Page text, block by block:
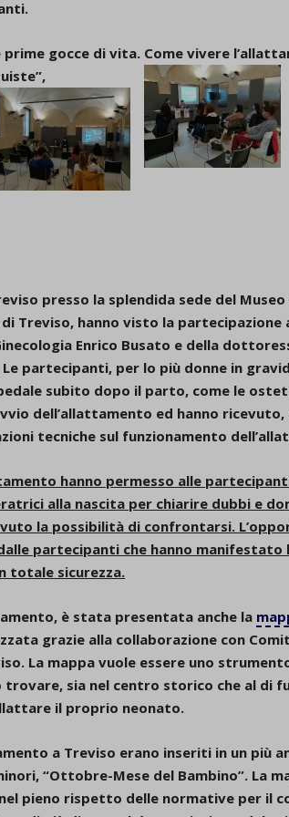
prime gocce di vita. Come vivere
”,
presso la splendida sede del
di Treviso, hanno visto la
Enrico Busato e della
Le partecipanti, per lo più donne in
subito dopo il parto, come le
dell’allattamento ed hanno
tecniche sul funzionamento
hanno permesso alle
alla nascita per chiarire dubbi e
la possibilità di confrontarsi.
partecipanti che hanno manifestato
totale sicurezza.
è stata presentata anche la
grazie alla collaborazione con
La mappa vuole essere uno
sia nel centro storico che al di
il proprio neonato.
a Treviso erano inseriti in un più
“Ottobre-Mese del Bambino”. La
pieno rispetto delle normative per il
post*